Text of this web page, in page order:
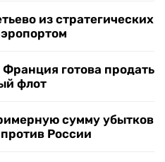
из стратегических
готова продать
флот
сумму убытков
России